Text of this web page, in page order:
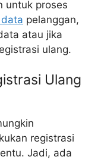
untuk proses
pelanggan,
atau jika
ulang.
Ulang
registrasi
Jadi, ada